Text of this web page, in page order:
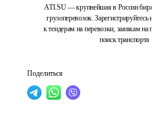
ATI.SU — крупнейшая в России
грузоперевозок. Зарегистрируйтесь
к тендерам на перевозки, заявкам на
поиск транспорта
Поделиться